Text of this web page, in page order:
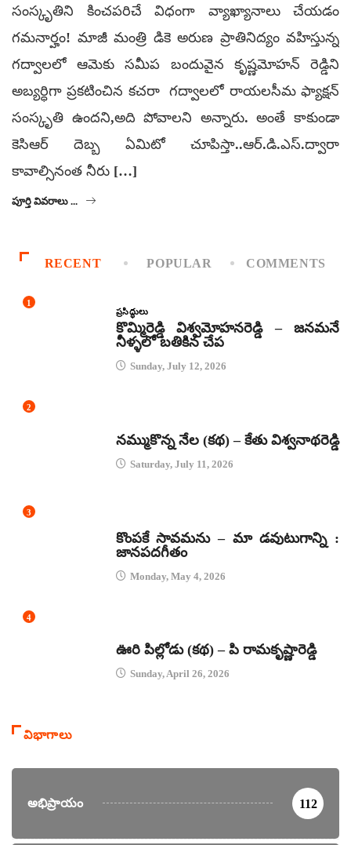
సంస్కృతిని కించపరిచే విధంగా వ్యాఖ్యానాలు చేయడం
గమనార్హం! మాజీ మంత్రి డికె అరుణ ప్రాతినిద్యం వహిస్తున్న
గద్వాలలో ఆమెకు సమీప బందువైన కృష్ణమోహన్ రెడ్డిని
అబ్యర్ధిగా ప్రకటించిన కచరా గద్వాలలో రాయలసీమ ఫ్యాక్షన్
సంస్కృతి ఉందని,అది పోవాలని అన్నారు. అంతే కాకుండా
కెసిఆర్ దెబ్బ ఏమిటో చూపిస్తా..ఆర్.డి.ఎస్.ద్వారా
కావాల్సినంత నీరు […]
పూర్తి వివరాలు ...
RECENT POPULAR COMMENTS
1
ప్రసిద్ధులు
కొమ్మిరెడ్డి విశ్వమోహనరెడ్డి – జనమనే
నీళ్ళలో బతికిన చేప
Sunday, July 12, 2026
2
నమ్ముకొన్న నేల (కథ) – కేతు విశ్వనాథరెడ్డి
Saturday, July 11, 2026
3
కొంపకే సావమను – మా డవుటుగాన్ని :
జానపదగీతం
Monday, May 4, 2026
4
ఊరి పిల్లోడు (కథ) – పి రామకృష్ణారెడ్డి
Sunday, April 26, 2026
విభాగాలు
అభిప్రాయం 112